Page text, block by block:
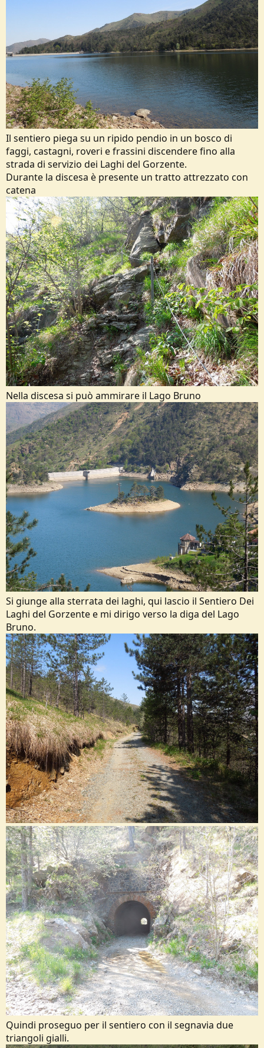
Il sentiero piega su un ripido pendio in un bosco di
faggi, castagni, roveri e frassini discendere fino alla
strada di servizio dei Laghi del Gorzente.
Durante la discesa è presente un tratto attrezzato con
catena
Nella discesa si può ammirare il Lago Bruno
Si giunge alla sterrata dei laghi, qui lascio il Sentiero Dei
Laghi del Gorzente e mi dirigo verso la diga del Lago
Bruno.
Quindi proseguo per il sentiero con il segnavia due
triangoli gialli.